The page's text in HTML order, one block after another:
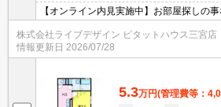
【オンライン内見実施中】お部屋探しの
店にお任せ下さい！！
株式会社ライブデザイン ピタットハウス三宮店
情報更新日 2026/07/28
5.3万円(管理費等：